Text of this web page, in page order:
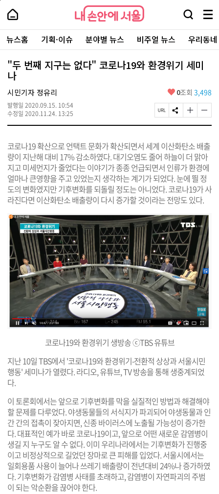
본
로
가
내
손
안
에
서
울
-
서
울
시
대
표
소
통
포
내
손
에
울
검
창
열
기
메
뉴
전
체
보
주
요
서
뉴스홈 기획·이슈 분야별 뉴스 비주얼 뉴스 우리동
"두 번째 지구는 없다" 코로나19와 환경위기 세미
나
시민기자 정유리
발행일 2020.09.15. 10:54
수정일 2020.11.24. 13:25
좋
요
0조회 3,498
페
이
R
L
복
사
S
N
유
하
기
글
자
크
게
변
경
하
기
글
자
작
게
변
경
하
기
코로나19 확산으로 언택트 문화가 확산되면서 세계 이산화탄소 배출
량이 지난해 대비 17% 감소하였다. 대기오염도 줄어 하늘이 더 맑아
지고 미세먼지가 줄었다는 이야기가 종종 언급되면서 인류가 환경에
얼마나 큰영향을 주고 있었는지 생각하는 계기가 되었다. 눈에 띌 정
도의 변화였지만 기후변화를 되돌릴 정도는 아니었다. 코로나19가 사
라진다면 이산화탄소 배출량이 다시 증가할 것이라는 전망도 있다.
코로나19와 환경위기 생방송 ⓒTBS 유튜브
지난 10일 TBS에서 '코로나19와 환경위기-전환적 상상과 서울시민
행동' 세미나가 열렸다. 라디오, 유튜브, TV 방송을 통해 생중계되었
다.
이 토론회에서는 앞으로 기후변화를 막을 실질적인 방법과 해결해야
할 문제를 다루었다. 야생동물들의 서식지가 파괴되어 야생동물과 인
간 간의 접촉이 잦아지면, 신종 바이러스에 노출될 가능성이 증가한
다. 대표적인 예가 바로 코로나19이고, 앞으로 어떤 새로운 감염병이
생길 지 누구도 알 수 없다. 이미 우리나라에서는 기후변화가 진행중
이고 비정상적으로 길었던 장마로 큰 피해를 입었다. 서울시에서는
일회용품 사용이 늘어나 쓰레기 배출량이 전년대비 24%나 증가하였
다. 기후변화가 감염병 사태를 초래하고, 감염병이 자연파괴의 주범
이 되는 악순환을 끊어야 한다.
페
상
단
로